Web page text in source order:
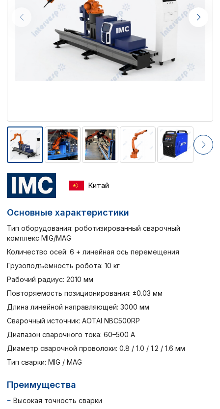
Китай
Основные характеристики
Тип оборудования: роботизированный сварочный
комплекс MIG/MAG
Количество осей: 6 + линейная ось перемещения
Грузоподъёмность робота: 10 кг
Рабочий радиус: 2010 мм
Повторяемость позиционирования: ±0.03 мм
Длина линейной направляющей: 3000 мм
Сварочный источник: AOTAI NBC500RP
Диапазон сварочного тока: 60–500 А
Диаметр сварочной проволоки: 0.8 / 1.0 / 1.2 / 1.6 мм
Тип сварки: MIG / MAG
Преимущества
Высокая точность сварки